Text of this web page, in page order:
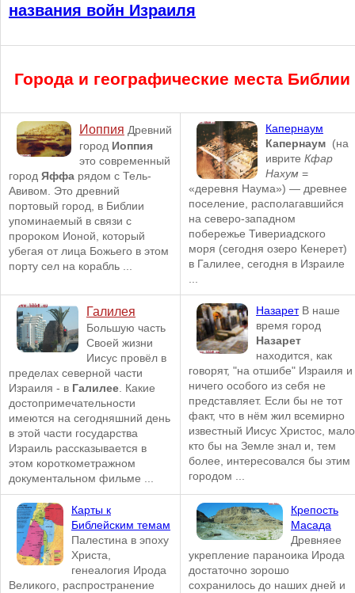
названия войн Израиля
Города и географические места Библии
Иоппия Древний
город Иоппия
это современный
город Яффа рядом с Тель-
Авивом. Это древний
портовый город, в Библии
упоминаемый в связи с
пророком Ионой, который
убегая от лица Божьего в этом
порту сел на корабль ...
Капернаум
Капернаум (на
иврите Кфар
Нахум =
«деревня Наума») — древнее
поселение, располагавшийся
на северо-западном
побережье Тивериадского
моря (сегодня озеро Кенерет)
в Галилее, сегодня в Израиле
Галилея
Большую часть
Своей жизни
Иисус провёл в
пределах северной части
Израиля - в Галилее . Какие
достопримечательности
имеются на сегодняшний день
в этой части государства
Израиль рассказывается в
этом короткометражном
документальном фильме ...
НазаретВ наше
время город
Назарет
находится, как
говорят, "на отшибе" Израиля и
ничего особого из себя не
представляет. Если бы не тот
факт, что в нём жил всемирно
известный Иисус Христос, мало
кто бы на Земле знал и, тем
более, интересовался бы этим
городом ...
Карты к
Библейским темам
Палестина в эпоху
Христа,
генеалогия Ирода
Великого, распространение
Крепость
Масада
Древняее
укрепление параноика Ирода
достаточно зорошо
сохранилось до наших дней и